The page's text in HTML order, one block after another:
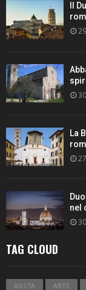
Il
La
nel
TAG CLOUD
AOSTA ARTE